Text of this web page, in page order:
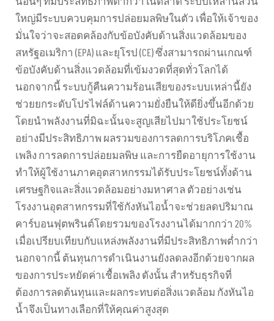
ใหญ่มีระบบควบคุมการปล่อยมลพิษในตัว เพื่อให้เจ้าของ
มั่นใจว่าจะสอดคล้องกับข้อบังคับด้านสิ่งแวดล้อมของ
สหรัฐอเมริกา (EPA) และยุโรป (CE) ซึ่งสามารถผ่านเกณฑ์
ข้อบังคับด้านสิ่งแวดล้อมที่เข้มงวดที่สุดทั่วโลกได้
นอกจากนี้ ระบบกู้คืนความร้อนเสียของระบบเหล่านี้ยัง
ช่วยยกระดับโปรไฟล์ด้านความยั่งยืนให้ดียิ่งขึ้นอีกด้วย
โดยนำพลังงานที่มิฉะนั้นจะสูญเสียไปมาใช้ประโยชน์
อย่างมีประสิทธิภาพ ผลรวมของการลดการบริโภคเชื้อ
เพลิง การลดการปล่อยมลพิษ และการยืดอายุการใช้งาน
ทำให้ผู้ใช้งานภาคอุตสาหกรรมได้รับประโยชน์ทั้งด้าน
เศรษฐกิจและสิ่งแวดล้อมอย่างมหาศาล ตัวอย่างเช่น
โรงงานอุตสาหกรรมที่ใช้กังหันไอน้ำจะช่วยลดปริมาณ
คาร์บอนฟุตพรินต์โดยรวมของโรงงานได้มากกว่า 20%
เมื่อเปรียบเทียบกับแหล่งพลังงานที่มีประสิทธิภาพต่ำกว่า
นอกจากนี้ ต้นทุนการดำเนินงานยังลดลงอีกด้วยจากผล
ของการประหยัดค่าเชื้อเพลิง ดังนั้น สำหรับธุรกิจที่
ต้องการลดต้นทุนและผลกระทบต่อสิ่งแวดล้อม กังหันไอ
น้ำจึงเป็นทางเลือกที่ให้คุณค่าสูงสุด